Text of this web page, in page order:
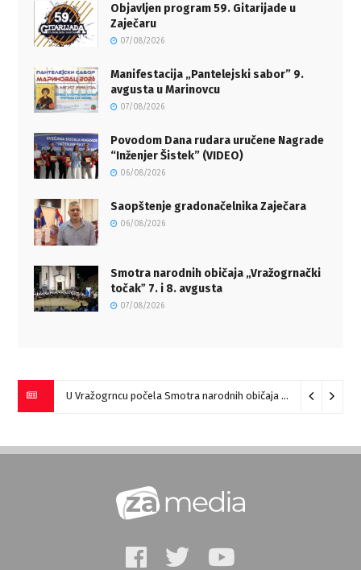
Objavljen program 59. Gitarijade u
Zaječaru
07/08/2026
Manifestacija „Pantelejski sabor” 9.
avgusta u Marinovcu
07/08/2026
Povodom Dana rudara uručene Nagrade
“Inženjer Šistek” (VIDEO)
06/08/2026
Saopštenje gradonačelnika Zaječara
06/08/2026
Smotra narodnih običaja „Vražogrnački
točakˮ 7. i 8. avgusta
07/08/2026
U Vražogrncu počela Smotra narodnih običaja „Vražogrnački točak“